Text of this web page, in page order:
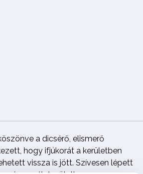
a dicsérő, elismerő
hogy ifjúkorát a kerületben
vissza is jött. Szívesen lépett